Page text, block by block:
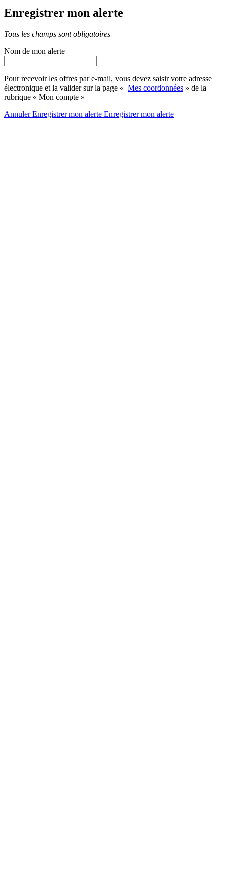
Enregistrer mon alerte
Tous les champs sont obligatoires
Nom de mon alerte
Pour recevoir les offres par e-mail, vous devez saisir votre adresse
électronique et la valider sur la page « Mes coordonnées » de la
rubrique « Mon compte »
AnnulerEnregistrer mon alerte Enregistrermon alerte